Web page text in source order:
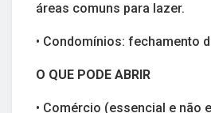
áreas comuns para lazer.
• Condomínios: fechamento
O QUE PODE ABRIR
• Comércio (essencial e não